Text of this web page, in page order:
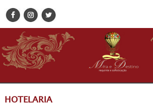
BELEZA
BUSINESS E NEGÓCIOS
CULTURA
DESTINOS
ENCONTRE SUA
HOTELARIA